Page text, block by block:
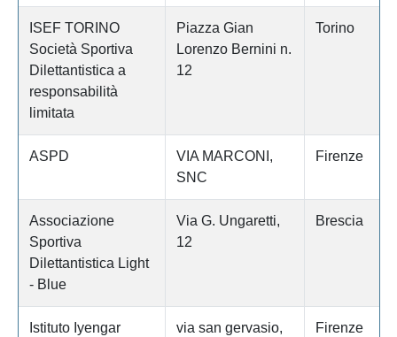
ISEF TORINO
Società Sportiva
Dilettantistica a
responsabilità
limitata
Piazza Gian
Lorenzo Bernini n.
12
Torino
ASPD
VIA MARCONI,
SNC
Firenze
Associazione
Sportiva
Dilettantistica Light
- Blue
Via G. Ungaretti,
12
Brescia
Istituto Iyengar
via san gervasio,
Firenze